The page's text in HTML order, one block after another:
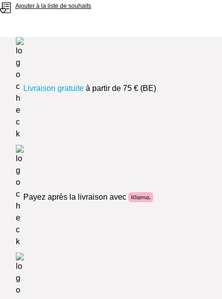
Ajouter à la liste de souhaits
Livraison gratuite à partir de 75 € (BE)
Payez après la livraison avec